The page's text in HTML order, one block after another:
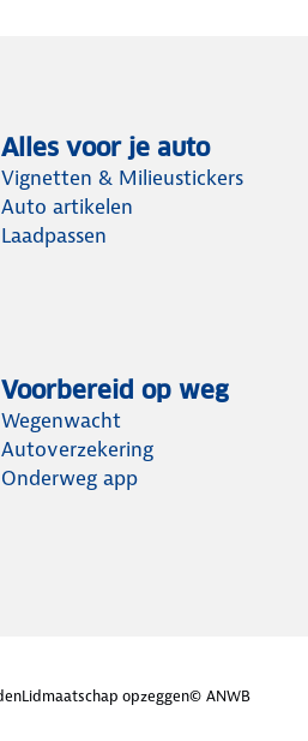
Alles voor je auto
Vignetten & Milieustickers
Auto artikelen
Laadpassen
Voorbereid op weg
Wegenwacht
Autoverzekering
Onderweg app
Lidmaatschap opzeggen© ANWB